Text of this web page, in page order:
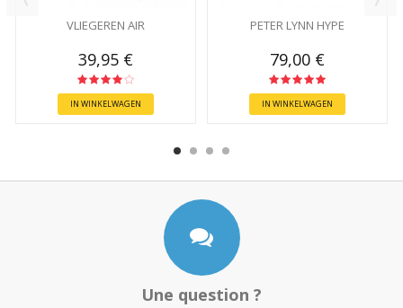
VLIEGEREN AIR
39,95 €
IN WINKELWAGEN
PETER LYNN HYPE
79,00 €
IN WINKELWAGEN
Une question ?